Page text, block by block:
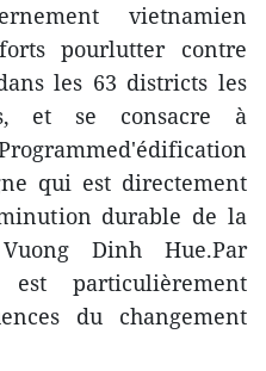
vietnamien
pourlutter contre
les 63 districts les
et se consacre à
qui est directement
durable de la
Dinh Hue.Par
particulièrement
du changement